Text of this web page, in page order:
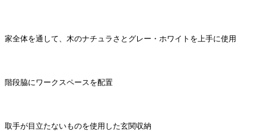
家全体を通して、木のナチュラさとグレー・ホワイトを上手に使用
階段脇にワークスペースを配置
取手が目立たないものを使用した玄関収納